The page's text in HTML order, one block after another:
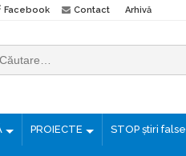
Facebook Contact Arhivă
PROIECTE STOP știri false